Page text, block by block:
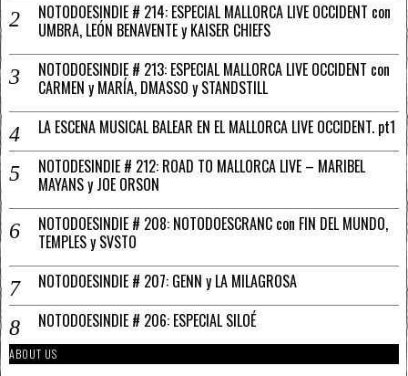
NOTODOESINDIE # 214: ESPECIAL MALLORCA LIVE OCCIDENT con
UMBRA, LEÓN BENAVENTE y KAISER CHIEFS
NOTODOESINDIE # 213: ESPECIAL MALLORCA LIVE OCCIDENT con
CARMEN y MARÍA, DMASSO y STANDSTILL
LA ESCENA MUSICAL BALEAR EN EL MALLORCA LIVE OCCIDENT. pt1
NOTODESINDIE # 212: ROAD TO MALLORCA LIVE – MARIBEL
MAYANS y JOE ORSON
NOTODOESINDIE # 208: NOTODOESCRANC con FIN DEL MUNDO,
TEMPLES y SVSTO
NOTODOESINDIE # 207: GENN y LA MILAGROSA
NOTODOESINDIE # 206: ESPECIAL SILOÉ
ABOUT US